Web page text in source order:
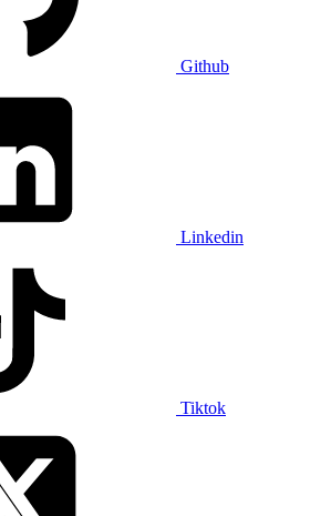
Github
Linkedin
Tiktok